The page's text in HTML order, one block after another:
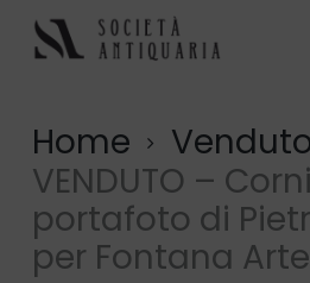
Skip
Home
VENDUTO –
portafoto di
per Fontana Arte